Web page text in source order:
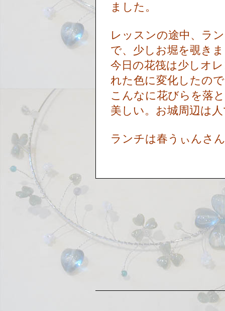
ました。
レッスンの途中、ラ
で、少しお堀を覗き
今日の花筏は少しオ
れた色に変化したの
こんなに花びらを落
美しい。お城周辺は
ランチは春うぃんさ